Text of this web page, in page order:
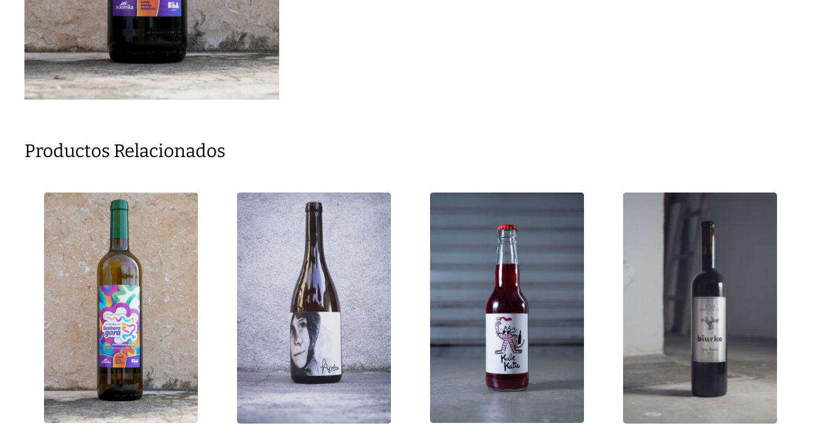
L
E
U
N
c
a
i
d
a
d
Productos Relacionados